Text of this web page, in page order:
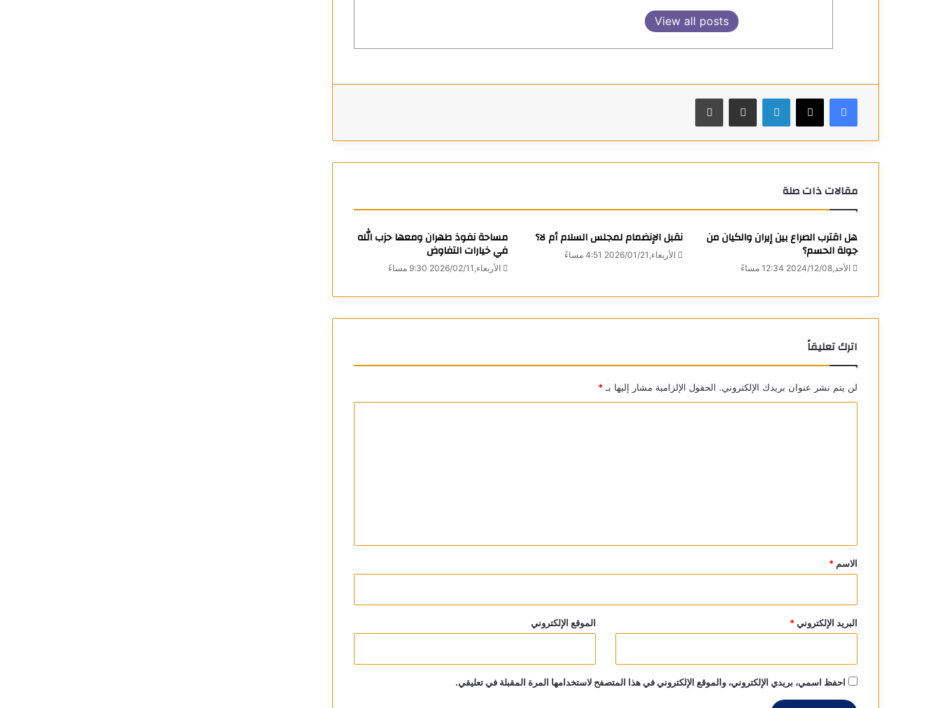
View all posts
فيسبوك لينكدإن
مقالات ذات صلة
هل اقترب الصراع بين إيران والكيان من
جولة الحسم؟
الأحد,2024/12/08 12:34 مساءً
‏نقبل الإنضمام لمجلس السلام أم لا؟
الأربعاء,2026/01/21 4:51 مساءً
مساحة نفوذ طهران ومعها حزب الله
في خيارات التفاوض
الأربعاء,2026/02/11 9:30 مساءً
اترك تعليقاً
لن يتم نشر عنوان بريدك الإلكتروني. الحقول الإلزامية مشار إليها بـ *
*
الاسم *
البريد الإلكتروني* الموقع الإلكتروني
احفظ اسمي، بريدي الإلكتروني، والموقع الإلكتروني في هذا المتصفح لاستخدامها المرة المقبلة في تعليقي.